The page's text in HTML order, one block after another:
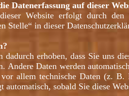
Datenerfassung auf dieser
Website erfolgt durch den
Stelle“ in dieser
dadurch erhoben, dass Sie uns
Andere Daten werden
allem technische Daten (z.
automatisch, sobald Sie diese